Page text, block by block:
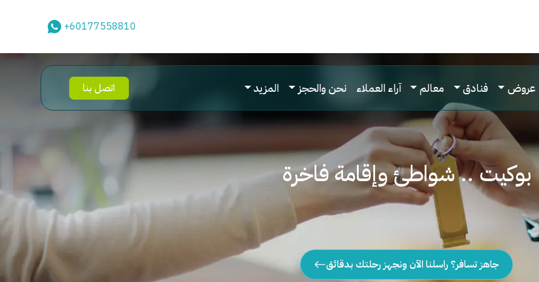
+60177558810
عروض فنادق معالم آراء العملاء نحن والحجز المزيد اتصل بنا
بوكيت .. شواطئ وإقامة فاخرة
جاهز تسافر؟ راسلنا الآن ونجهز رحلتك بدقائق